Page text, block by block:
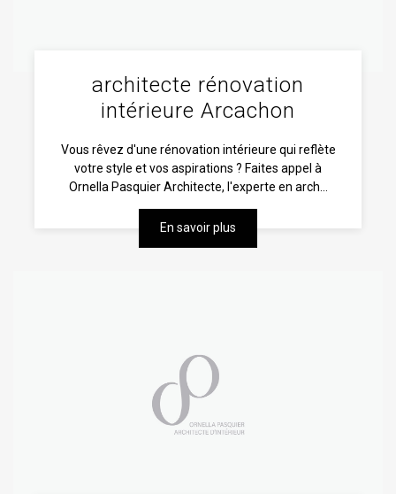
architecte rénovation
intérieure Arcachon
Vous rêvez d'une rénovation intérieure qui reflète
votre style et vos aspirations ? Faites appel à
Ornella Pasquier Architecte, l'experte en arch...
En savoir plus